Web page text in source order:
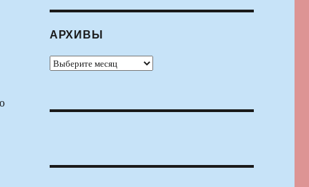
АРХИВЫ
Архивы